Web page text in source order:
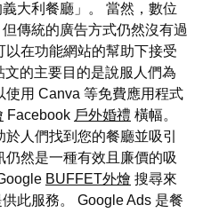
大利餐廳」。 當然，數位
傳統的廣告方式仍然沒有過
在功能網站的幫助下接受
的主要目的是說服人們為
用 Canva 等免費應用程式
Facebook 戶外婚禮 橫幅。
人們找到您的餐廳並吸引
然是一種有效且廉價的吸
BUFFET外燴 搜尋來
此服務。 Google Ads 是餐